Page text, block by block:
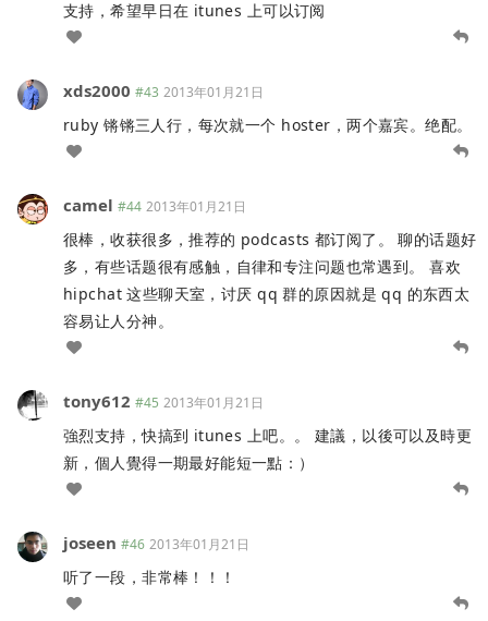
支持，希望早日在 itunes 上可以订阅
xds2000 #43 2013年01月21日
ruby 锵锵三人行，每次就一个 hoster，两个嘉宾。绝配。
camel #44 2013年01月21日
很棒，收获很多，推荐的 podcasts 都订阅了。 聊的话题好
多，有些话题很有感触，自律和专注问题也常遇到。 喜欢
hipchat 这些聊天室，讨厌 qq 群的原因就是 qq 的东西太
容易让人分神。
tony612 #45 2013年01月21日
強烈支持，快搞到 itunes 上吧。。 建議，以後可以及時更
新，個人覺得一期最好能短一點：）
joseen #46 2013年01月21日
听了一段，非常棒！！！